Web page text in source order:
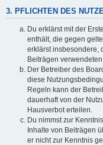
3. PFLICHTEN DES
Du erklärst mit der
enthält, die gegen
erklärst insbesondere,
Beiträgen
Der Betreiber des
diese
Regeln kann der
dauerhaft von der
Hausverbot erteilen.
Du nimmst zur
Inhalte von Beiträgen
er nicht zur Kenntnis